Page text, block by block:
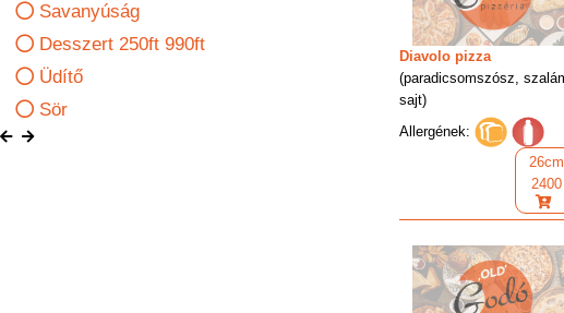
Savanyúság
Desszert 250ft 990ft
Üdítő
Sör
Diavolo pizza
(paradicsomszósz,
sajt)
Allergének:
26cm
2400